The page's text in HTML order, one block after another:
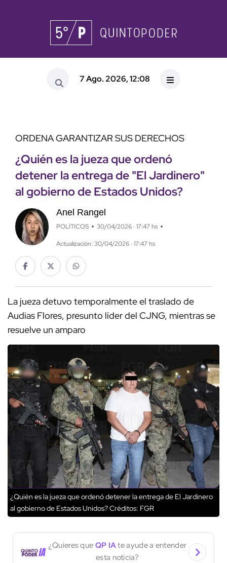
7 Ago. 2026, 12:08
ORDENA GARANTIZAR SUS DERECHOS
¿Quién es la jueza que ordenó
detener la entrega de "El Jardinero"
al gobierno de Estados Unidos?
Anel Rangel
POLÍTICOS 30/04/2026 · 17:47 hs
Actualización: 30/04/2026 · 17:47 hs
La jueza detuvo temporalmente el traslado de
Audias Flores, presunto líder del CJNG, mientras se
resuelve un amparo
¿Quién es la jueza que ordenó detener la entrega de El Jardinero
al gobierno de Estados Unidos?Créditos: FGR
¿Quieres que QP IAte ayude a entender
esta noticia?